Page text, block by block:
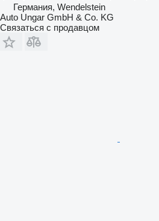
Германия, Wendelstein
Auto Ungar GmbH & Co. KG
Связаться с продавцом